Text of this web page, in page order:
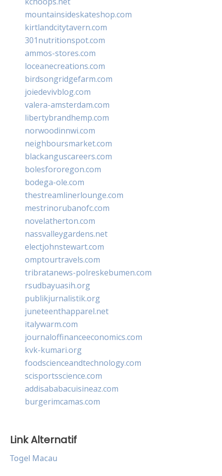
mountainsideskateshop.com
kirtlandcitytavern.com
301nutritionspot.com
ammos-stores.com
loceanecreations.com
birdsongridgefarm.com
joiedevivblog.com
valera-amsterdam.com
libertybrandhemp.com
norwoodinnwi.com
neighboursmarket.com
blackanguscareers.com
bolesfororegon.com
bodega-ole.com
thestreamlinerlounge.com
mestrinorubanofc.com
novelatherton.com
nassvalleygardens.net
electjohnstewart.com
omptourtravels.com
tribratanews-polreskebumen.com
rsudbayuasih.org
publikjurnalistik.org
juneteenthapparel.net
italywarm.com
journaloffinanceeconomics.com
kvk-kumari.org
foodscienceandtechnology.com
scisportsscience.com
addisababacuisineaz.com
burgerimcamas.com
Link Alternatif
Togel Macau